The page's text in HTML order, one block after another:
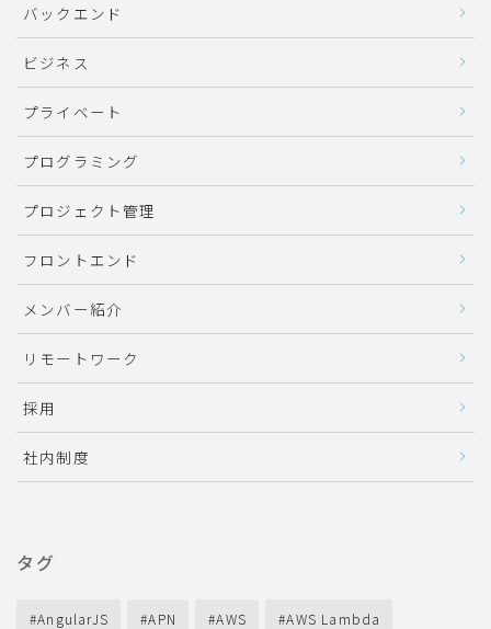
バックエンド
ビジネス
プライベート
プログラミング
プロジェクト管理
フロントエンド
メンバー紹介
リモートワーク
採用
社内制度
タグ
AngularJS APN AWS AWS Lambda